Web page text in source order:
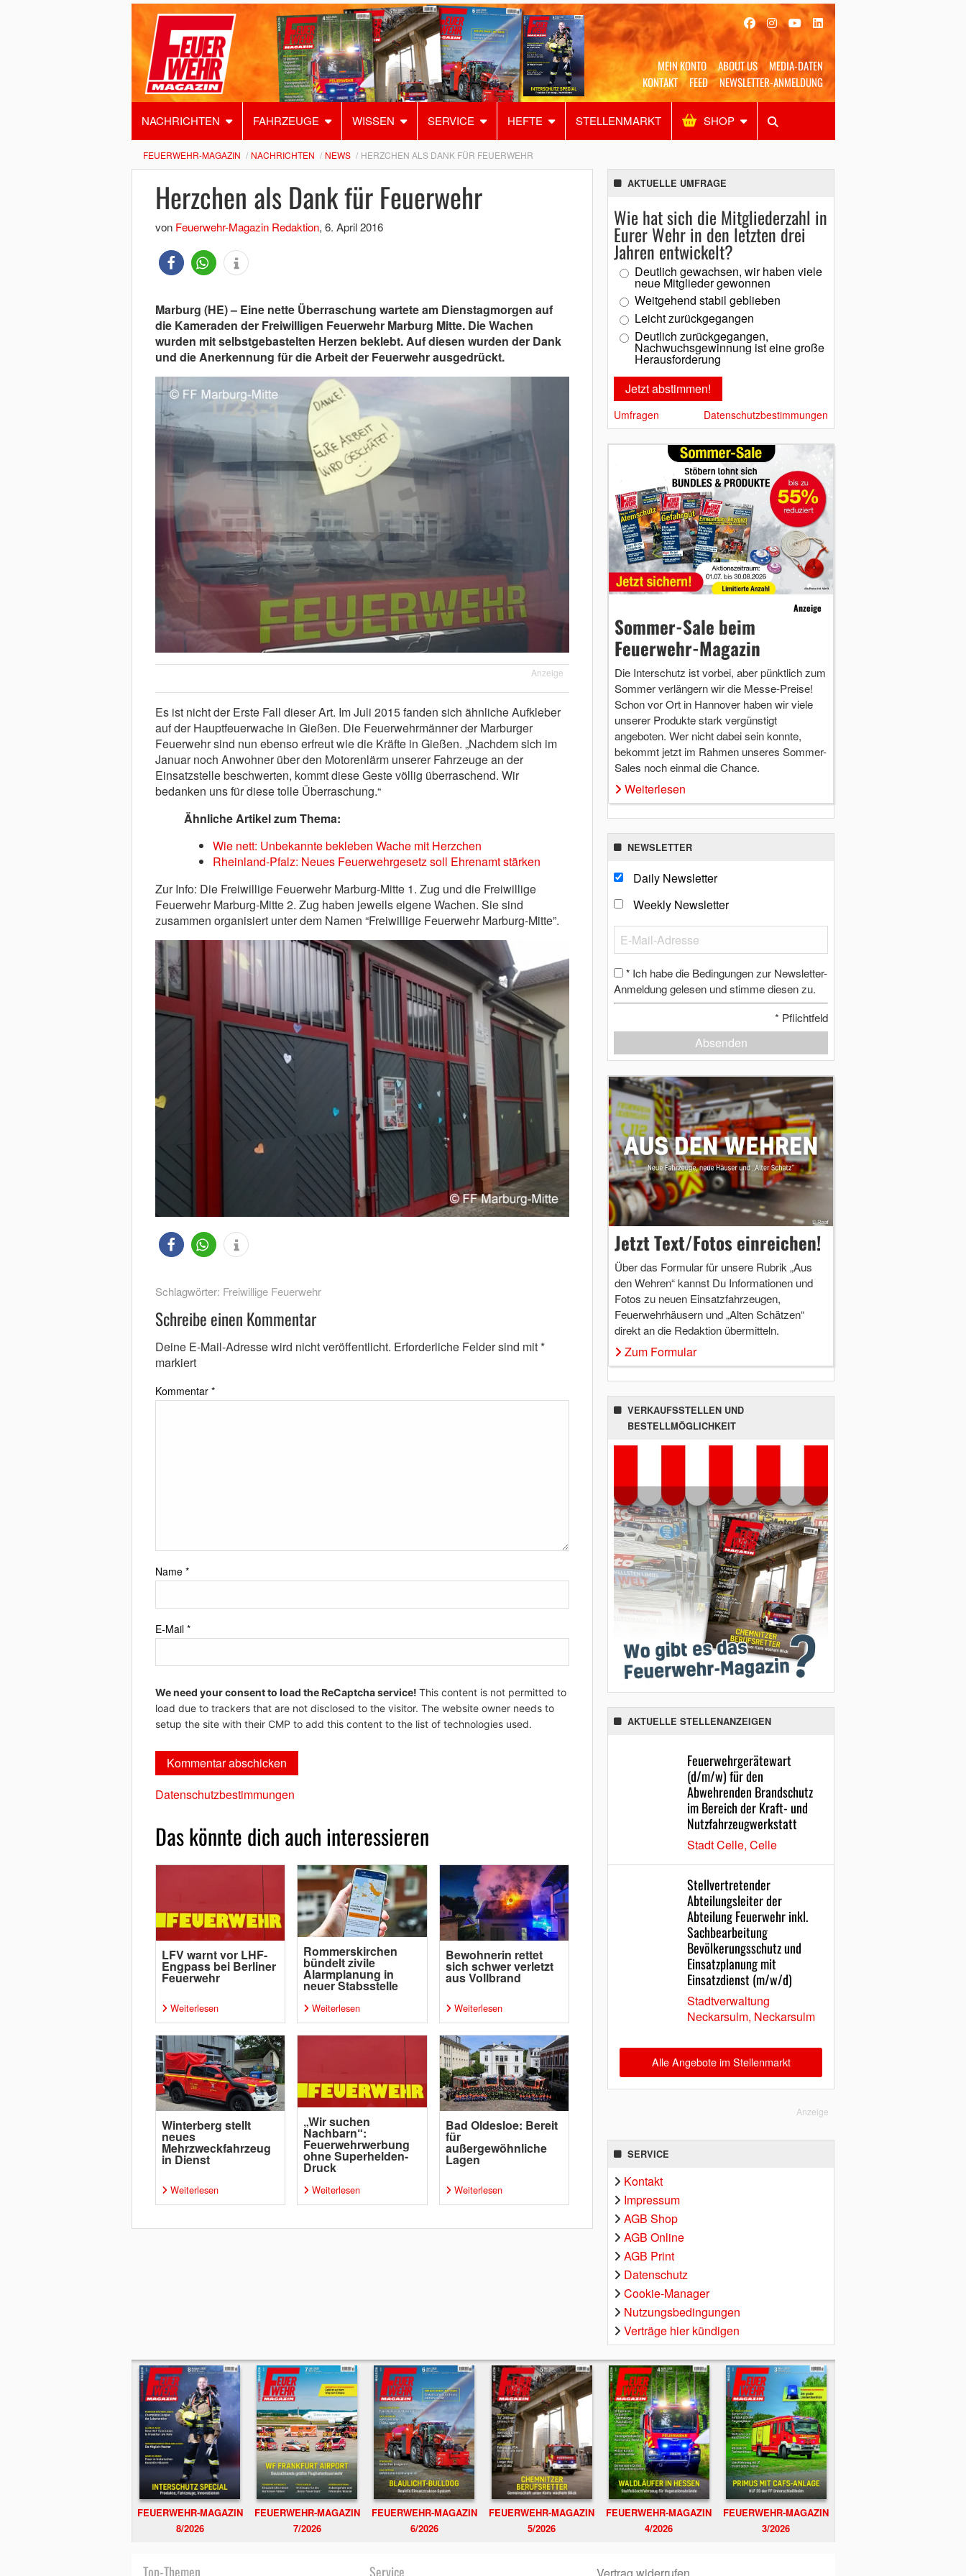
MEIN KONTO ABOUT US
MEDIA-DATEN
KONTAKT
FEED NEWSLETTER-ANMELDUNG
NACHRICHTEN FAHRZEUGE WISSEN SERVICE HEFTE STELLENMARKT SHOP
Alles Shop SUCHEN
FEUERWEHR-MAGAZIN NACHRICHTEN NEWS HERZCHEN ALS DANK FÜR FEUERWEHR
Herzchen als Dank für Feuerwehr
von Feuerwehr-Magazin Redaktion, 6. April 2016
Marburg (HE) – Eine nette Überraschung wartete am Dienstagmorgen auf
die Kameraden der Freiwilligen Feuerwehr Marburg Mitte. Die Wachen
wurden mit selbstgebastelten Herzen beklebt. Auf diesen wurden der Dank
und die Anerkennung für die Arbeit der Feuerwehr ausgedrückt.
Anzeige
Es ist nicht der Erste Fall dieser Art. Im Juli 2015 fanden sich ähnliche Aufkleber
auf der Hauptfeuerwache in Gießen. Die Feuerwehrmänner der Marburger
Feuerwehr sind nun ebenso erfreut wie die Kräfte in Gießen. „Nachdem sich im
Januar noch Anwohner über den Motorenlärm unserer Fahrzeuge an der
Einsatzstelle beschwerten, kommt diese Geste völlig überraschend. Wir
bedanken uns für diese tolle Überraschung.“
Ähnliche Artikel zum Thema:
Wie nett: Unbekannte bekleben Wache mit Herzchen
Rheinland-Pfalz: Neues Feuerwehrgesetz soll Ehrenamt stärken
Zur Info: Die Freiwillige Feuerwehr Marburg-Mitte 1. Zug und die Freiwillige
Feuerwehr Marburg-Mitte 2. Zug haben jeweils eigene Wachen. Sie sind
zusammen organisiert unter dem Namen “Freiwillige Feuerwehr Marburg-Mitte”.
Schlagwörter: Freiwillige Feuerwehr
Schreibe einen Kommentar
Deine E-Mail-Adresse wird nicht veröffentlicht. Erforderliche Felder sind mit*
markiert
Kommentar *
Name *
E-Mail *
We need your consent to load the ReCaptcha service! This content is not permitted to
load due to trackers that are not disclosed to the visitor. The website owner needs to
setup the site with their CMP to add this content to the list of technologies used.
Datenschutzbestimmungen
Das könnte dich auch interessieren
LFV warnt vor LHF-
Engpass bei Berliner
Feuerwehr
Weiterlesen
Rommerskirchen
bündelt zivile
Alarmplanung in
neuer Stabsstelle
Weiterlesen
Bewohnerin rettet
sich schwer verletzt
aus Vollbrand
Weiterlesen
Winterberg stellt
neues
Mehrzweckfahrzeug
in Dienst
Weiterlesen
„Wir suchen
Nachbarn“:
Feuerwehrwerbung
ohne Superhelden-
Druck
Weiterlesen
Bad Oldesloe: Bereit
für
außergewöhnliche
Lagen
Weiterlesen
AKTUELLE UMFRAGE
Wie hat sich die Mitgliederzahl in
Eurer Wehr in den letzten drei
Jahren entwickelt?
Deutlich gewachsen, wir haben viele
neue Mitglieder gewonnen
Weitgehend stabil geblieben
Leicht zurückgegangen
Deutlich zurückgegangen,
Nachwuchsgewinnung ist eine große
Herausforderung
Umfragen Datenschutzbestimmungen
Anzeige
Sommer-Sale beim
Feuerwehr-Magazin
Die Interschutz ist vorbei, aber pünktlich zum
Sommer verlängern wir die Messe-Preise!
Schon vor Ort in Hannover haben wir viele
unserer Produkte stark vergünstigt
angeboten. Wer nicht dabei sein konnte,
bekommt jetzt im Rahmen unseres Sommer-
Sales noch einmal die Chance.
Weiterlesen
NEWSLETTER
Daily Newsletter
Weekly Newsletter
* Ich habe die Bedingungen zur Newsletter-
Anmeldung gelesen und stimme diesen zu.
* Pflichtfeld
Absenden
Jetzt Text/Fotos einreichen!
Über das Formular für unsere Rubrik „Aus
den Wehren“ kannst Du Informationen und
Fotos zu neuen Einsatzfahrzeugen,
Feuerwehrhäusern und „Alten Schätzen“
direkt an die Redaktion übermitteln.
Zum Formular
VERKAUFSSTELLEN UND
BESTELLMÖGLICHKEIT
AKTUELLE STELLENANZEIGEN
Feuerwehrgerätewart
(d/m/w) für den
Abwehrenden Brandschutz
im Bereich der Kraft- und
Nutzfahrzeugwerkstatt
Stadt Celle, Celle
Stellvertretender
Abteilungsleiter der
Abteilung Feuerwehr inkl.
Sachbearbeitung
Bevölkerungsschutz und
Einsatzplanung mit
Einsatzdienst (m/w/d)
Stadtverwaltung
Neckarsulm, Neckarsulm
Alle Angebote im Stellenmarkt
Anzeige
SERVICE
Kontakt
Impressum
AGB Shop
AGB Online
AGB Print
Datenschutz
Cookie-Manager
Nutzungsbedingungen
Verträge hier kündigen
FEUERWEHR-MAGAZIN
8/2026
FEUERWEHR-MAGAZIN
7/2026
FEUERWEHR-MAGAZIN
6/2026
FEUERWEHR-MAGAZIN
5/2026
FEUERWEHR-MAGAZIN
4/2026
FEUERWEHR-MAGAZIN
3/2026
Top-Themen Service